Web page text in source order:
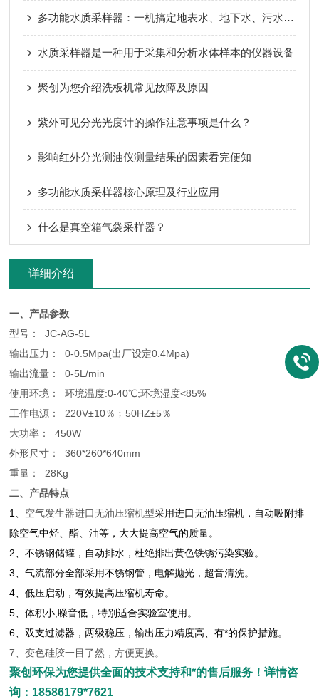
多功能水质采样器：一机搞定地表水、地下水、污水采样
水质采样器是一种用于采集和分析水体样本的仪器设备
聚创为您介绍洗板机常见故障及原因
紫外可见分光光度计的操作注意事项是什么？
影响红外分光测油仪测量结果的因素看完便知
多功能水质采样器核心原理及行业应用
什么是真空箱气袋采样器？
详细介绍
一、产品参数
型号： JC-AG-5L
输出压力： 0-0.5Mpa(出厂设定0.4Mpa)
输出流量： 0-5L/min
使用环境： 环境温度:0-40℃;环境湿度<85%
工作电源： 220V±10％﹔50HZ±5％
大功率： 450W
外形尺寸： 360*260*640mm
重量： 28Kg
二、产品特点
1、 空气发生器进口无油压缩机型采用进口无油压缩机，自动吸附排
除空气中烃、酯、油等，大大提高空气的质量。
2、不锈钢储罐，自动排水，杜绝排出黄色铁锈污染实验。
3、气流部分全部采用不锈钢管，电解抛光，超音清洗。
4、低压启动，有效提高压缩机寿命。
5、体积小,噪音低，特别适合实验室使用。
6、双支过滤器，两级稳压，输出压力精度高、有*的保护措施。
7、变色硅胶一目了然，方便更换。
聚创环保为您提供全面的技术支持和*的售后服务！详情咨
询：18586179*7621